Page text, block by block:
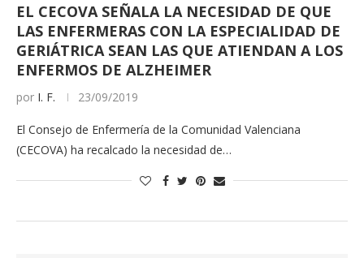
EL CECOVA SEÑALA LA NECESIDAD DE QUE
LAS ENFERMERAS CON LA ESPECIALIDAD DE
GERIÁTRICA SEAN LAS QUE ATIENDAN A LOS
ENFERMOS DE ALZHEIMER
por I. F. 23/09/2019
El Consejo de Enfermería de la Comunidad Valenciana
(CECOVA) ha recalcado la necesidad de…